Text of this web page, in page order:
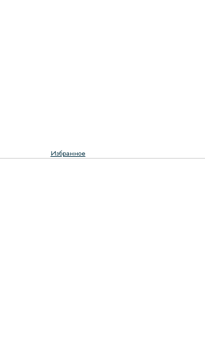
Избранное